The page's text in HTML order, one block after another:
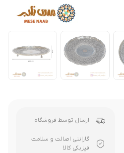
ارسال توسط فروشگاه
گارانتی اصالت و سلامت
فیزیکی کالا